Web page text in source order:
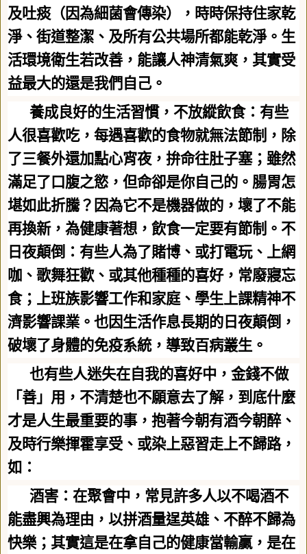
及吐痰（因為細菌會傳染），時時保持住家乾
淨、街道整潔、及所有公共場所都能乾淨。生
活環境衛生若改善，能讓人神清氣爽，其實受
益最大的還是我們自己。
養成良好的生活習慣，不放縱飲食：有些
人很喜歡吃，每遇喜歡的食物就無法節制，除
了三餐外還加點心宵夜，拚命往肚子塞；雖然
滿足了口腹之慾，但命卻是你自己的。腸胃怎
堪如此折騰？因為它不是機器做的，壞了不能
再換新，為健康著想，飲食一定要有節制。不
日夜顛倒：有些人為了賭博、或打電玩、上網
咖、歌舞狂歡、或其他種種的喜好，常廢寢忘
食；上班族影響工作和家庭、學生上課精神不
濟影響課業。也因生活作息長期的日夜顛倒，
破壞了身體的免疫系統，導致百病叢生。
也有些人迷失在自我的喜好中，金錢不做
「善」用，不清楚也不願意去了解，到底什麼
才是人生最重要的事，抱著今朝有酒今朝醉、
及時行樂揮霍享受、或染上惡習走上不歸路，
如：
酒害：在聚會中，常見許多人以不喝酒不
能盡興為理由，以拼酒量逞英雄、不醉不歸為
快樂；其實這是在拿自己的健康當輸贏，是在